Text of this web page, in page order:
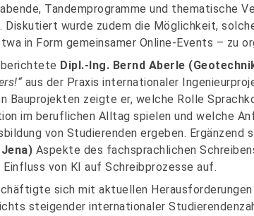
Tandemprogramme und thematische
Diskutiert wurde zudem die Möglichkeit,
in Form gemeinsamer Online-Events – zu
berichtete Dipl.-Ing. Bernd Aberle
aus der Praxis internationaler
Bauprojekten zeigte er, welche Rolle
im beruflichen Alltag spielen und welche
von Studierenden ergeben. Ergänzend
Aspekte des fachsprachlichen
von KI auf Schreibprozesse auf.
sich mit aktuellen
steigender internationaler